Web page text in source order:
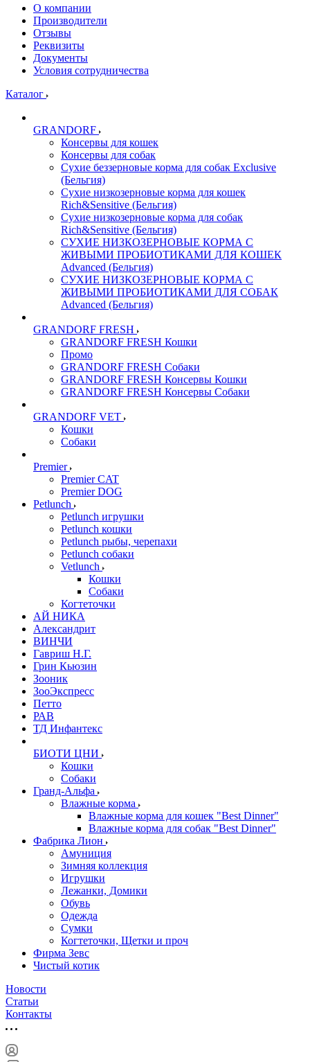
О компании
Производители
Отзывы
Реквизиты
Документы
Условия сотрудничества
Каталог
GRANDORF
Консервы для кошек
Консервы для собак
Сухие беззерновые корма для собак Exclusive
(Бельгия)
Сухие низкозерновые корма для кошек
Rich&Sensitive (Бельгия)
Сухие низкозерновые корма для собак
Rich&Sensitive (Бельгия)
СУХИЕ НИЗКОЗЕРНОВЫЕ КОРМА С
ЖИВЫМИ ПРОБИОТИКАМИ ДЛЯ КОШЕК
Advanced (Бельгия)
СУХИЕ НИЗКОЗЕРНОВЫЕ КОРМА С
ЖИВЫМИ ПРОБИОТИКАМИ ДЛЯ СОБАК
Advanced (Бельгия)
GRANDORF FRESH
GRANDORF FRESH Кошки
Промо
GRANDORF FRESH Собаки
GRANDORF FRESH Консервы Кошки
GRANDORF FRESH Консервы Собаки
GRANDORF VET
Кошки
Собаки
Premier
Premier CAT
Premier DOG
Petlunch
Petlunch игрушки
Petlunch кошки
Petlunch рыбы, черепахи
Petlunch собаки
Vetlunch
Кошки
Собаки
Когтеточки
АЙ НИКА
Александрит
ВИНЧИ
Гавриш Н.Г.
Грин Кьюзин
Зооник
ЗооЭкспресс
Петто
РАВ
ТД Инфантекс
БИОТИ ЦНИ
Кошки
Собаки
Гранд-Альфа
Влажные корма
Влажные корма для кошек "Best Dinner"
Влажные корма для собак "Best Dinner"
Фабрика Лион
Амуниция
Зимняя коллекция
Игрушки
Лежанки, Домики
Обувь
Одежда
Сумки
Когтеточки, Щетки и проч
Фирма Зевс
Чистый котик
Новости
Статьи
Контакты